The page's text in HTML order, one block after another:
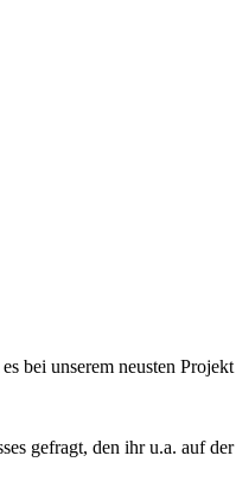
bei unserem neusten
gefragt, den ihr u.a. auf